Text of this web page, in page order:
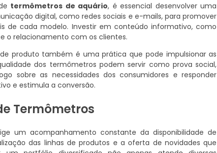
termômetros de aquário, é essencial desenvolver uma
digital, como redes sociais e e-mails, para promover
de cada modelo. Investir em conteúdo informativo, como
o relacionamento com os clientes.
produto também é uma prática que pode impulsionar as
dos termômetros podem servir como prova social,
sobre as necessidades dos consumidores e responder
e estimula a conversão.
Termômetros
um acompanhamento constante da disponibilidade de
das linhas de produtos e a oferta de novidades que